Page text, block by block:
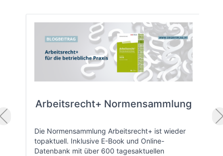
Arbeitsrecht+ Normensammlung
Die Normensammlung Arbeitsrecht+ ist wieder
topaktuell. Inklusive E-Book und Online-
Datenbank mit über 600 tagesaktuellen